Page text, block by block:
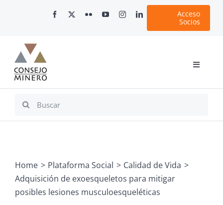
Acceso
Socios
Toggle
Plataformas Digitales
Comunicaciones
Search
Home Plataforma Social
Calidad de Vida
Adquisición de exoesqueletos para mitigar
posibles lesiones musculoesqueléticas